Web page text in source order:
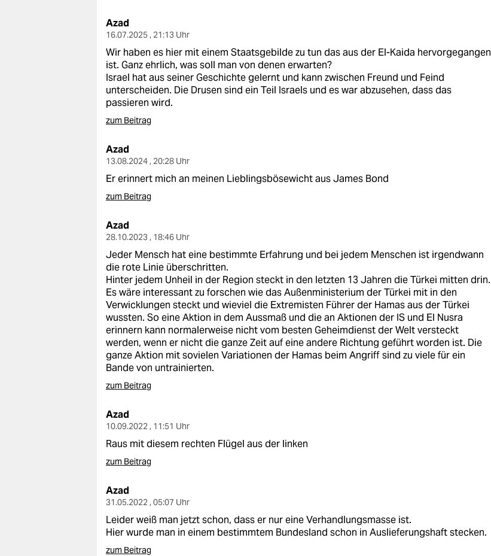
veranstaltungen
shop
fragen & hilfe
unterstützen
genossenschaft
epaper login
Azad
16.07.2025 , 21:13 Uhr
Wir haben es hier mit einem Staatsgebilde zu tun das aus der El-Kaida hervorgegangen
ist. Ganz ehrlich, was soll man von denen erwarten?
Israel hat aus seiner Geschichte gelernt und kann zwischen Freund und Feind
unterscheiden. Die Drusen sind ein Teil Israels und es war abzusehen, dass das
passieren wird.
zum Beitrag
Azad
13.08.2024 , 20:28 Uhr
Er erinnert mich an meinen Lieblingsbösewicht aus James Bond
zum Beitrag
Azad
28.10.2023 , 18:46 Uhr
Jeder Mensch hat eine bestimmte Erfahrung und bei jedem Menschen ist irgendwann
die rote Linie überschritten.
Hinter jedem Unheil in der Region steckt in den letzten 13 Jahren die Türkei mitten drin.
Es wäre interessant zu forschen wie das Außenministerium der Türkei mit in den
Verwicklungen steckt und wieviel die Extremisten Führer der Hamas aus der Türkei
wussten. So eine Aktion in dem Aussmaß und die an Aktionen der IS und El Nusra
erinnern kann normalerweise nicht vom besten Geheimdienst der Welt versteckt
werden, wenn er nicht die ganze Zeit auf eine andere Richtung geführt worden ist. Die
ganze Aktion mit sovielen Variationen der Hamas beim Angriff sind zu viele für ein
Bande von untrainierten.
zum Beitrag
Azad
10.09.2022 , 11:51 Uhr
Raus mit diesem rechten Flügel aus der linken
zum Beitrag
Azad
31.05.2022 , 05:07 Uhr
Leider weiß man jetzt schon, dass er nur eine Verhandlungsmasse ist.
Hier wurde man in einem bestimmtem Bundesland schon in Auslieferungshaft stecken.
zum Beitrag